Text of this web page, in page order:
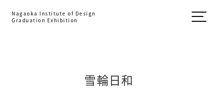
Nagaoka Institute of Design
Graduation Exhibition
雪輪日和